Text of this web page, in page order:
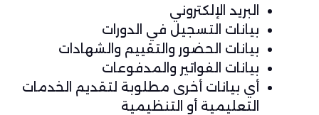
البريد الإلكتروني
بيانات التسجيل في الدورات
بيانات الحضور والتقييم والشهادات
بيانات الفواتير والمدفوعات
أي بيانات أخرى مطلوبة لتقديم الخدمات
التعليمية أو التنظيمية